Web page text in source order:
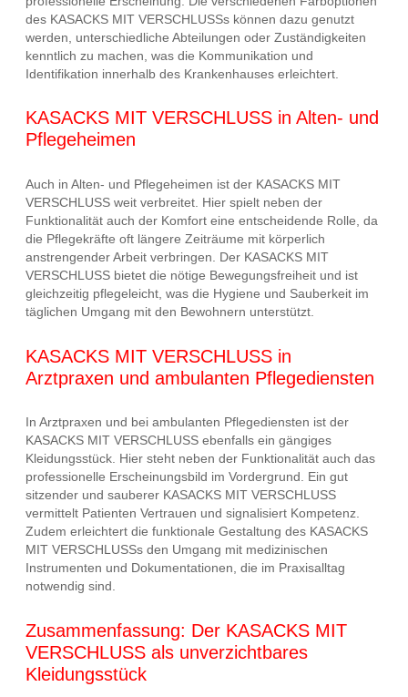
des KASACKS MIT VERSCHLUSSs können dazu genutzt
werden, unterschiedliche Abteilungen oder Zuständigkeiten
kenntlich zu machen, was die Kommunikation und
Identifikation innerhalb des Krankenhauses erleichtert.
KASACKS MIT VERSCHLUSS in Alten- und
Pflegeheimen
Auch in Alten- und Pflegeheimen ist der KASACKS MIT
VERSCHLUSS weit verbreitet. Hier spielt neben der
Funktionalität auch der Komfort eine entscheidende Rolle, da
die Pflegekräfte oft längere Zeiträume mit körperlich
anstrengender Arbeit verbringen. Der KASACKS MIT
VERSCHLUSS bietet die nötige Bewegungsfreiheit und ist
gleichzeitig pflegeleicht, was die Hygiene und Sauberkeit im
täglichen Umgang mit den Bewohnern unterstützt.
KASACKS MIT VERSCHLUSS in
Arztpraxen und ambulanten Pflegediensten
In Arztpraxen und bei ambulanten Pflegediensten ist der
KASACKS MIT VERSCHLUSS ebenfalls ein gängiges
Kleidungsstück. Hier steht neben der Funktionalität auch das
professionelle Erscheinungsbild im Vordergrund. Ein gut
sitzender und sauberer KASACKS MIT VERSCHLUSS
vermittelt Patienten Vertrauen und signalisiert Kompetenz.
Zudem erleichtert die funktionale Gestaltung des KASACKS
MIT VERSCHLUSSs den Umgang mit medizinischen
Instrumenten und Dokumentationen, die im Praxisalltag
notwendig sind.
Zusammenfassung: Der KASACKS MIT
VERSCHLUSS als unverzichtbares
Kleidungsstück